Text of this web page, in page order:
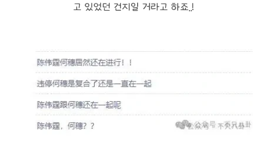
고 있었던 건지일 거라고 하죠..!